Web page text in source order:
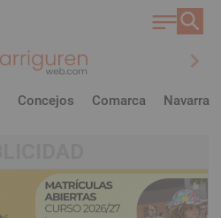
chevron_right
Concejos Comarca Navarra